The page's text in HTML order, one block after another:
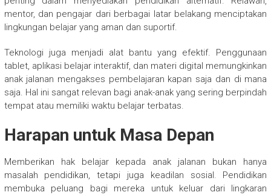
mentor, dan pengajar dari berbagai latar belakang menciptakan
lingkungan belajar yang aman dan suportif.
Teknologi juga menjadi alat bantu yang efektif. Penggunaan
tablet, aplikasi belajar interaktif, dan materi digital memungkinkan
anak jalanan mengakses pembelajaran kapan saja dan di mana
saja. Hal ini sangat relevan bagi anak-anak yang sering berpindah
tempat atau memiliki waktu belajar terbatas.
Harapan untuk Masa Depan
Memberikan hak belajar kepada anak jalanan bukan hanya
masalah pendidikan, tetapi juga keadilan sosial. Pendidikan
membuka peluang bagi mereka untuk keluar dari lingkaran